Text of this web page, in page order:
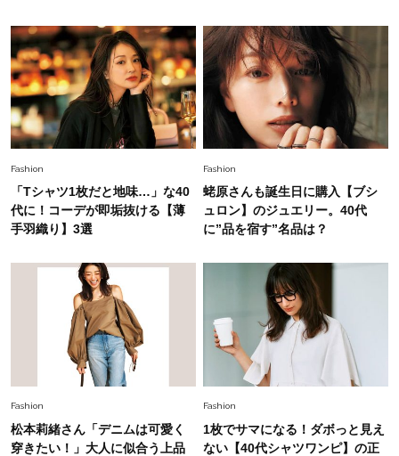
Fashion
白黒でもこんなに華やぐ！40代、夏の「甘めト
ップス×パンツ」コーデ〈3選〉
Fashion 2026.5.29
40代の夏通勤はこれ１着！「きちんと感」も
「オシャレ」も整うトレンドトップス〈4選〉
Fashion 2026.5.29
今、40代の「メガネ＆サングラス」のトレンド
Fashion
オシャレ40代の【ワンピ＆オールインワン】最
旬着こなし3選。地味見え回避のコツは「バッグ
選び」！
いめハーフパンツでモードに昇華
Fashion
「Tシャツ1枚だと地味…」な40
代に！コーデが即垢抜ける【薄
手羽織り】3選
Fashion
蛯原さんも誕生日に購入【ブシ
ュロン】のジュエリー。40代
に”品を宿す”名品は？
Fashion
松本莉緒さん「デニムは可愛く
穿きたい！」大人に似合う上品
Fashion
1枚でサマになる！ダボっと見え
ない【40代シャツワンピ】の正